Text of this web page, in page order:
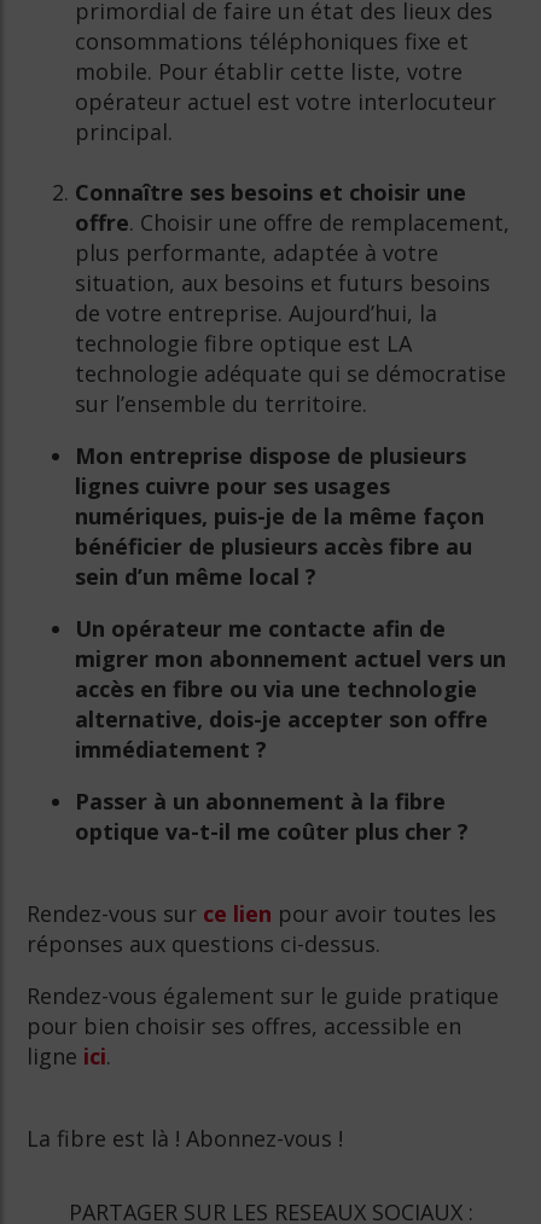
primordial de faire un état des lieux des
consommations téléphoniques fixe et
mobile. Pour établir cette liste, votre
opérateur actuel est votre interlocuteur
principal.
Connaître ses besoins et choisir une
offre. Choisir une offre de remplacement,
plus performante, adaptée à votre
situation, aux besoins et futurs besoins
de votre entreprise. Aujourd’hui, la
technologie fibre optique est LA
technologie adéquate qui se démocratise
sur l’ensemble du territoire.
Mon entreprise dispose de plusieurs
lignes cuivre pour ses usages
numériques, puis-je de la même façon
bénéficier de plusieurs accès fibre au
sein d’un même local ?
Un opérateur me contacte afin de
migrer mon abonnement actuel vers un
accès en fibre ou via une technologie
alternative, dois-je accepter son offre
immédiatement ?
Passer à un abonnement à la fibre
optique va-t-il me coûter plus cher ?
Rendez-vous sur ce lien pour avoir toutes les
réponses aux questions ci-dessus.
Rendez-vous également sur le guide pratique
pour bien choisir ses offres, accessible en
ligne ici.
La fibre est là ! Abonnez-vous !
PARTAGER SUR LES RESEAUX SOCIAUX :